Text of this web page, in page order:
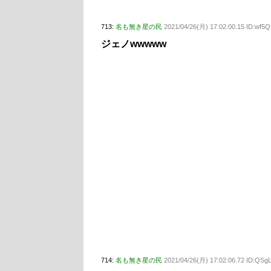
713: 名も無き星の民 2021/04/26(月) 17:02:00.15
ジェノwwwww
714: 名も無き星の民 2021/04/26(月) 17:02:06.72